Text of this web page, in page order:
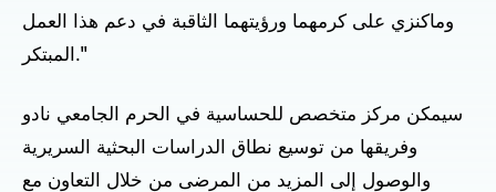
وماكنزي على كرمهما ورؤيتهما الثاقبة في دعم هذا العمل
المبتكر."
سيمكن مركز متخصص للحساسية في الحرم الجامعي نادو
وفريقها من توسيع نطاق الدراسات البحثية السريرية
والوصول إلى المزيد من المرضى من خلال التعاون مع